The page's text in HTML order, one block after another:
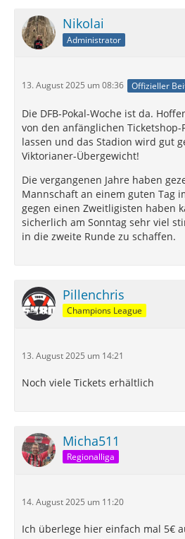
Nikolai
Administrator
13. August 2025 um 08:36 Offizieller
Die DFB-Pokal-Woche ist da.
von den anfänglichen
lassen und das Stadion wird gut
Viktorianer-Übergewicht!
Die vergangenen Jahre haben
Mannschaft an einem guten Tag
gegen einen Zweitligisten haben
sicherlich am Sonntag sehr viel
in die zweite Runde zu schaffen.
Pillenchris
Champions League
13. August 2025 um 14:21
Noch viele Tickets erhältlich
Micha511
Regionalliga
14. August 2025 um 11:20
Ich überlege hier einfach mal 5€